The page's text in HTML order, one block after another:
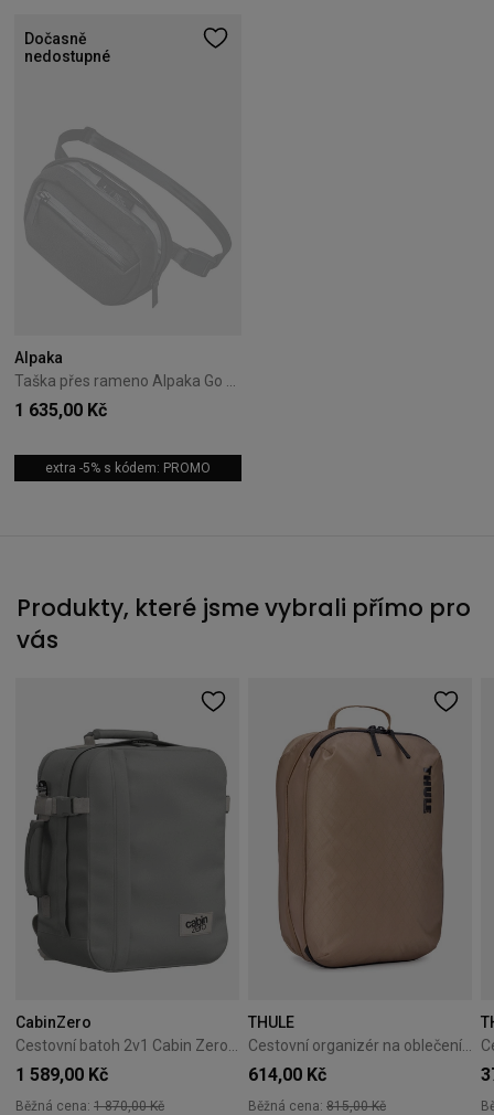
Dočasně
nedostupné
Alpaka
Taška přes rameno Alpaka Go Sling Nano Axoflux - Black
1 635,00 Kč
extra -5% s kódem: PROMO
Produkty, které jsme vybrali přímo pro
vás
CabinZero
1 589,00 Kč
Běžná cena: 1 870,00 Kč
THULE
614,00 Kč
Běžná cena: 815,00 Kč